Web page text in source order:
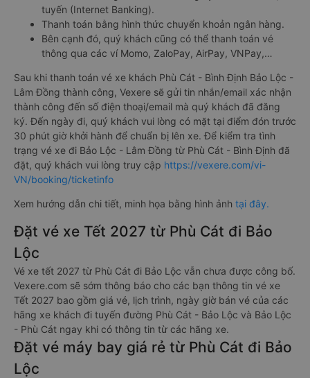
tuyến (Internet Banking).
Thanh toán bằng hình thức chuyển khoản ngân hàng.
Bên cạnh đó, quý khách cũng có thể thanh toán vé
thông qua các ví Momo, ZaloPay, AirPay, VNPay,…
Sau khi thanh toán vé xe khách Phù Cát - Bình Định Bảo Lộc -
Lâm Đồng thành công, Vexere sẽ gửi tin nhắn/email xác nhận
thành công đến số điện thoại/email mà quý khách đã đăng
ký. Đến ngày đi, quý khách vui lòng có mặt tại điểm đón trước
30 phút giờ khởi hành để chuẩn bị lên xe. Để kiểm tra tình
trạng vé xe đi Bảo Lộc - Lâm Đồng từ Phù Cát - Bình Định đã
đặt, quý khách vui lòng truy cập https://vexere.com/vi-
VN/booking/ticketinfo
Xem hướng dẫn chi tiết, minh họa bằng hình ảnh tại đây.
Đặt vé xe Tết 2027 từ Phù Cát đi Bảo
Lộc
Vé xe tết 2027 từ Phù Cát đi Bảo Lộc vẫn chưa được công bố.
Vexere.com sẽ sớm thông báo cho các bạn thông tin vé xe
Tết 2027 bao gồm giá vé, lịch trình, ngày giờ bán vé của các
hãng xe khách đi tuyến đường Phù Cát - Bảo Lộc và Bảo Lộc
- Phù Cát ngay khi có thông tin từ các hãng xe.
Đặt vé máy bay giá rẻ từ Phù Cát đi Bảo
Lộc